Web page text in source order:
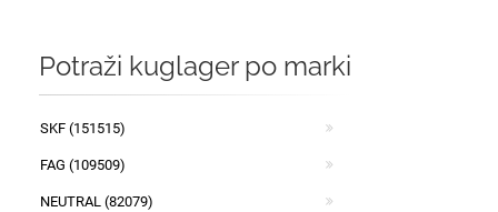
Potraži kuglager po marki
SKF (151515)
FAG (109509)
NEUTRAL (82079)